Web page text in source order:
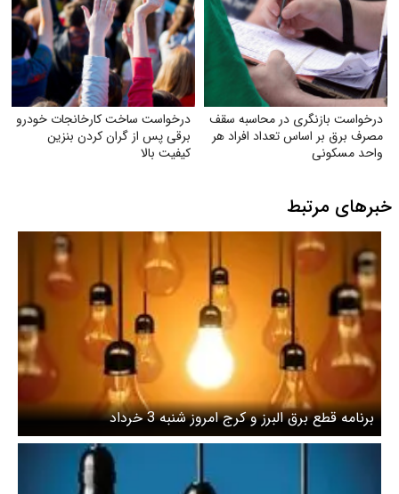
درخواست بازنگری در محاسبه سقف
مصرف برق بر اساس تعداد افراد هر
واحد مسکونی
درخواست ساخت کارخانجات خودرو
برقی پس از گران کردن بنزین
کیفیت بالا
خبرهای مرتبط
برنامه قطع برق البرز و کرج امروز شنبه 3 خرداد